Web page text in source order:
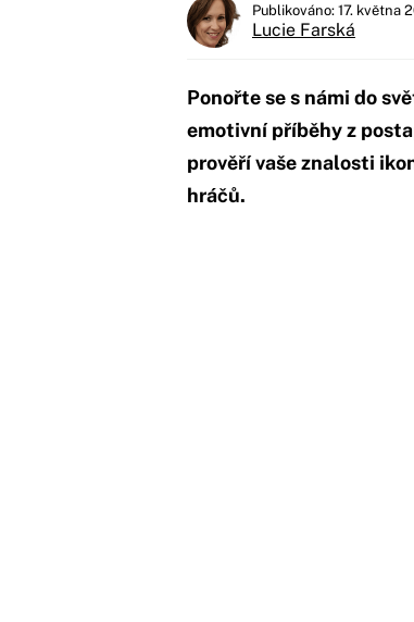
Publikováno: 17. května
Lucie Farská
Ponořte se s námi do
emotivní příběhy z
prověří vaše znalosti
hráčů.